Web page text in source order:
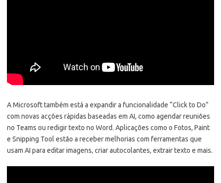
A Microsoft também está a expandir a funcionalidade “Click to Do”
com novas acções rápidas baseadas em AI, como agendar reuniões
no Teams ou redigir texto no Word. Aplicações como o Fotos, Paint
e Snipping Tool estão a receber melhorias com ferramentas que
usam AI para editar imagens, criar autocolantes, extrair texto e mais.